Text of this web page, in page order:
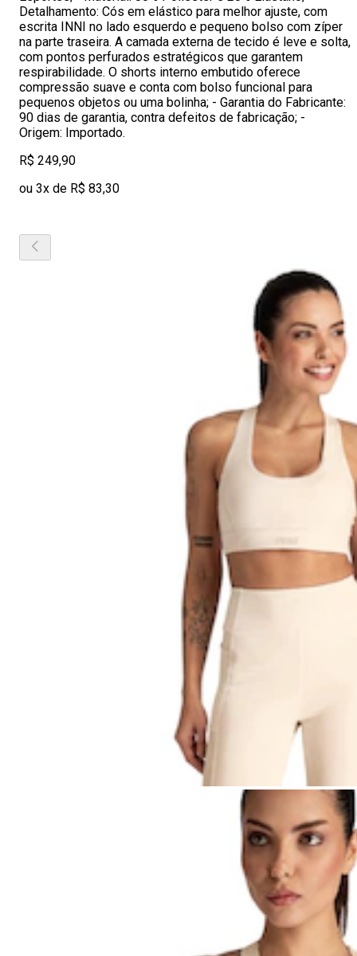
Detalhamento: Cós em elástico para melhor ajuste, com
escrita INNI no lado esquerdo e pequeno bolso com zíper
na parte traseira. A camada externa de tecido é leve e solta,
com pontos perfurados estratégicos que garantem
respirabilidade. O shorts interno embutido oferece
compressão suave e conta com bolso funcional para
pequenos objetos ou uma bolinha; - Garantia do Fabricante:
90 dias de garantia, contra defeitos de fabricação; -
Origem: Importado.
R$ 249,90
ou 3x de R$ 83,30